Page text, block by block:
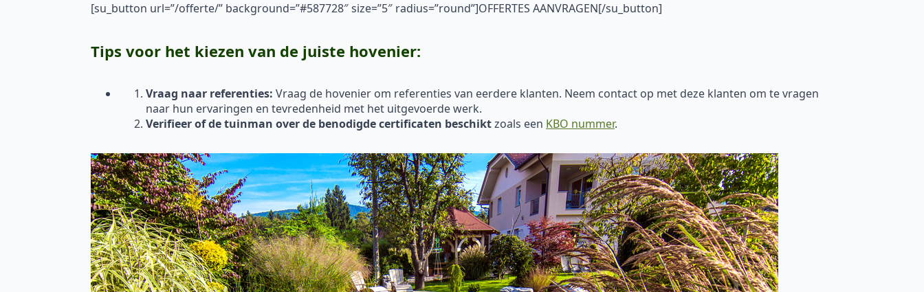
[su_button url=”/offerte/” background=”#587728″ size=”5″ radius=”round”]OFFERTES AANVRAGEN[/su_button]
Tips voor het kiezen van de juiste hovenier:
Vraag naar referenties: Vraag de hovenier om referenties van eerdere klanten. Neem contact op met deze klanten om te vragen
naar hun ervaringen en tevredenheid met het uitgevoerde werk.
Verifieer of de tuinman over de benodigde certificaten beschiktzoals een KBO nummer.